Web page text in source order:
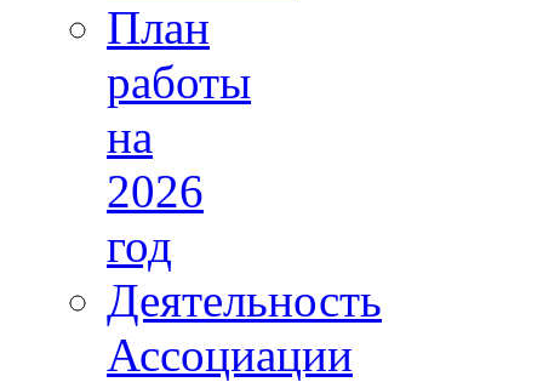
План
работы
на
2026
год
Деятельность
Ассоциации